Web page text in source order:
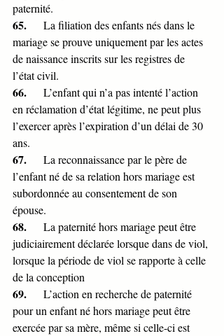
paternité.
65. La filiation des enfants nés dans le
mariage se prouve uniquement par les actes
de naissance inscrits sur les registres de
l’état civil.
66. L’enfant qui n’a pas intenté l’action
en réclamation d’état légitime, ne peut plus
l’exercer après l’expiration d’un délai de 30
ans.
67. La reconnaissance par le père de
l’enfant né de sa relation hors mariage est
subordonnée au consentement de son
épouse.
68. La paternité hors mariage peut être
judiciairement déclarée lorsque dans de viol,
lorsque la période de viol se rapporte à celle
de la conception
69. L’action en recherche de paternité
pour un enfant né hors mariage peut être
exercée par sa mère, même si celle-ci est